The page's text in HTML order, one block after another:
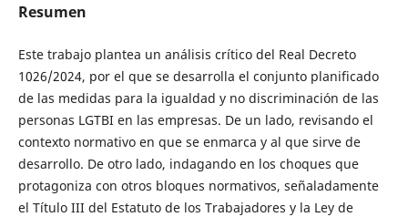
Resumen
Este trabajo plantea un análisis crítico del Real Decreto
1026/2024, por el que se desarrolla el conjunto planificado
de las medidas para la igualdad y no discriminación de las
personas LGTBI en las empresas. De un lado, revisando el
contexto normativo en que se enmarca y al que sirve de
desarrollo. De otro lado, indagando en los choques que
protagoniza con otros bloques normativos, señaladamente
el Título III del Estatuto de los Trabajadores y la Ley de